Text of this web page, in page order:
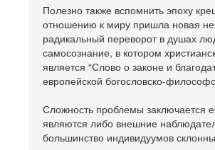
Полезно также вспомнить эпоху
отношению к миру пришла новая
радикальный переворот в душах
самосознание, в котором
является “Слово о законе и
европейской богословско-
Сложность проблемы заключается
являются либо внешние
большинство индивидуумов